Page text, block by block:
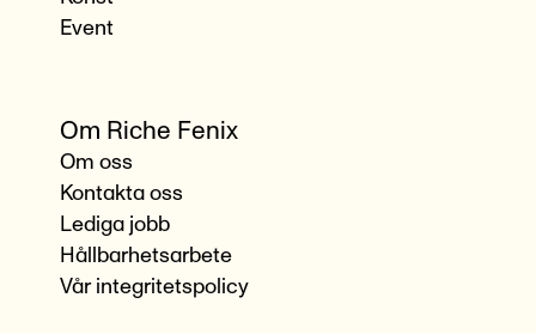
Event
Om Riche Fenix
Om oss
Kontakta oss
Lediga jobb
Hållbarhetsarbete
Vår integritetspolicy